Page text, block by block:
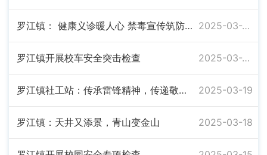
罗江镇： 健康义诊暖人心 禁毒宣传筑防线 2025-03-24
罗江镇开展校车安全突击检查 2025-03-20
罗江镇社工站：传承雷锋精神，传递敬老温情 2025-03-19
罗江镇：天井又添景，青山变金山 2025-03-18